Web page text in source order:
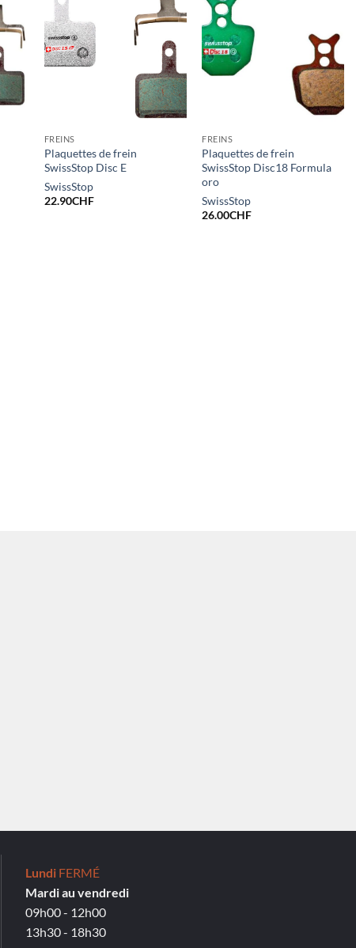
FREINS
Plaquettes de frein
SwissStop Disc E
SwissStop
22.90CHF
FREINS
Plaquettes de frein
SwissStop Disc18 Formula
oro
SwissStop
26.00CHF
Lundi FERMÉ
Mardi au vendredi
09h00 - 12h00
13h30 - 18h30